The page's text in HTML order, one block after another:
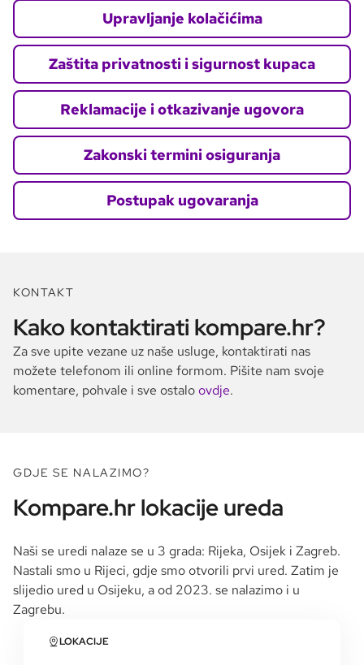
Upravljanje kolačićima
Zaštita privatnosti i sigurnost kupaca
Reklamacije i otkazivanje ugovora
Zakonski termini osiguranja
Postupak ugovaranja
KONTAKT
Kako kontaktirati kompare.hr?
Za sve upite vezane uz naše usluge, kontaktirati nas
možete telefonom ili online formom. Pišite nam svoje
komentare, pohvale i sve ostaloovdje.
GDJE SE NALAZIMO?
Kompare.hr lokacije ureda
Naši se uredi nalaze se u 3 grada: Rijeka, Osijek i Zagreb.
Nastali smo u Rijeci, gdje smo otvorili prvi ured. Zatim je
slijedio ured u Osijeku, a od 2023. se nalazimo i u
Zagrebu.
LOKACIJE